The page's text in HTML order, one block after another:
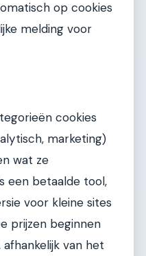
op cookies
melding voor
cookies
marketing)
wat ze
een betaalde tool,
voor kleine sites
prijzen beginnen
van het